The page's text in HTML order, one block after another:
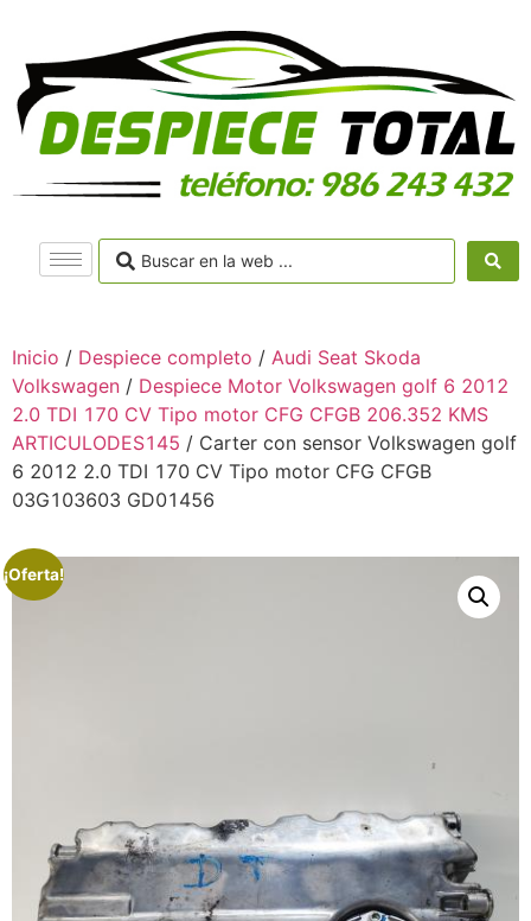
Inicio / Despiece completo / Audi Seat Skoda
Volkswagen / Despiece Motor Volkswagen golf 6 2012
2.0 TDI 170 CV Tipo motor CFG CFGB 206.352 KMS
ARTICULODES145 / Carter con sensor Volkswagen golf
6 2012 2.0 TDI 170 CV Tipo motor CFG CFGB
03G103603 GD01456
¡Oferta!